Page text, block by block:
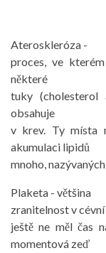
Ateroskleróza -
proces, ve
některé
tuky
obsahuje
v krev. Ty místa
akumulaci lipidů
mnoho,
Plaketa - většina
zranitelnost v
ještě ne měl čas
momentová zeď